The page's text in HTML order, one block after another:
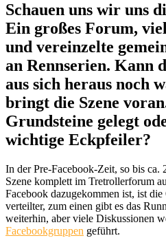
Schauen uns wir uns
Ein großes Forum,
und vereinzelte
an Rennserien. Kann
aus sich heraus noch
bringt die Szene
Grundsteine gelegt
wichtige Eckpfeiler?
In der Pre-Facebook-Zeit, so bis ca.
Szene komplett im Tretrollerforum
Facebook dazugekommen ist, ist
verteilter, zum einen gibt es das
weiterhin, aber viele Diskussionen
Facebookgruppen geführt.